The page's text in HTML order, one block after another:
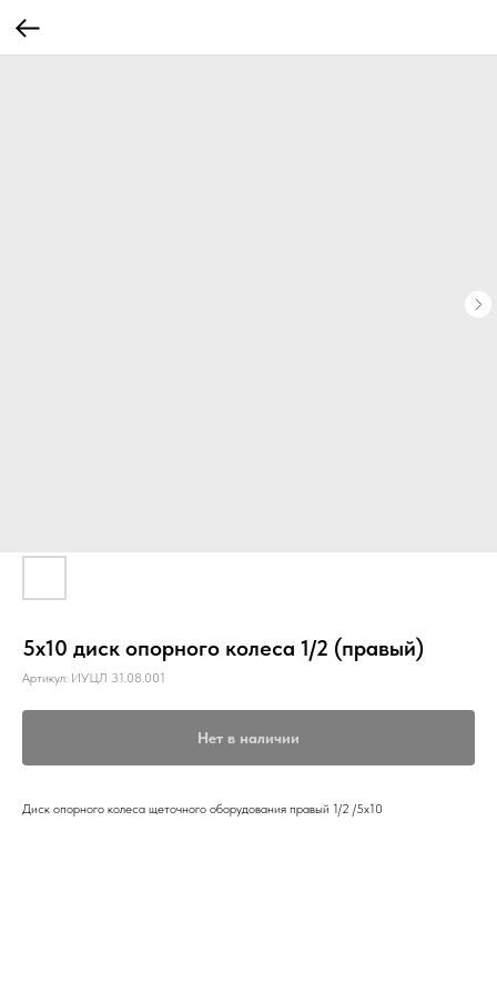
5х10 диск опорного колеса 1/2 (правый)
Артикул: ИУЦЛ 31.08.001
Нет в наличии
Диск опорного колеса щеточного оборудования правый 1/2 /5х10